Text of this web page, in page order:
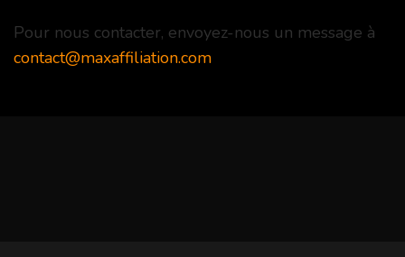
Pour nous contacter, envoyez-nous un message à
contact@maxaffiliation.com